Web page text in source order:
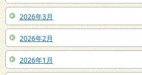
2026年3月
2026年2月
2026年1月